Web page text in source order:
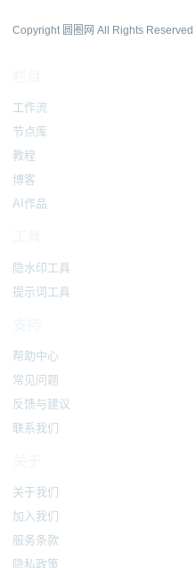
Copyright 圆圈网 All Rights Reserved
工作流
节点库
教程
博客
AI作品
隐水印工具
提示词工具
帮助中心
常见问题
反馈与建议
联系我们
关于我们
加入我们
服务条款
隐私政策